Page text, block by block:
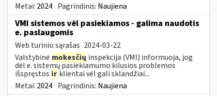
Metai: 2024 Pagrindinis: Naujiena
VMI sistemos vėl pasiekiamos - galima naudotis
e. paslaugomis
Web turinio sąrašas 2024-03-22
Valstybinė mokesčių inspekcija (VMI) informuoja, jog
dėl e. sistemų pasiekiamumo kilusios problemos
išspręstos ir klientai vėl gali sklandžiai...
Metai: 2024 Pagrindinis: Naujiena